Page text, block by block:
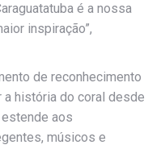
é a nossa
inspiração”,
de reconhecimento
a história do coral desde
aos
músicos e